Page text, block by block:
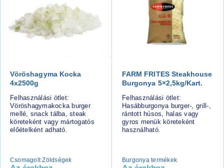
Vöröshagyma Kocka
4x2500g
Felhasználási ötlet:
Vöröshagymakocka burger
mellé, snack tálba, steak
köreteként vagy mártogatós
előételként adható.
Csomagolt Zöldségek
FARM FRITES Steakhouse
Burgonya 5×2,5kg/kart.
Felhasználási ötlet:
Hasábburgonya burger-, grill-,
rántott húsos, halas vagy
gyros menük köreteként
használható.
Burgonya termékek